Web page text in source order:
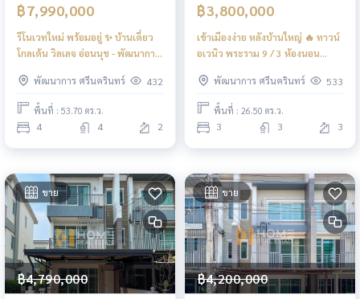
฿7,990,000
รีโนเวทใหม่ พร้อมอยู่ ✨ บ้านเดี่ยว
โกลเด้น วิลเลจ อ่อนนุช - พัฒนาการ
Village Onnut - Pattanakarn /
Detached House 4 Bedrooms
(FOR SALE) POON064
พัฒนาการ ศรีนครินทร์ 432
พื้นที่ : 53.70 ตร.ว.
4 4 2
฿3,800,000
เข้าเมืองง่าย หลังบ้านใหญ่ 🔥 ทาวน์
อเวนิว พระราม 9 / 3 ห้องนอน
Bedrooms (FOR SALE) BZD106
พัฒนาการ ศรีนครินทร์ 533
พื้นที่ : 26.50 ตร.ว.
3 3 3
ขาย
฿4,790,000
ขาย
฿4,200,000